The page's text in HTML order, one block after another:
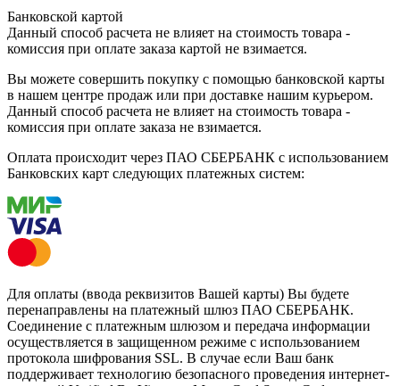
Банковской картой
Данный способ расчета не влияет на стоимость товара -
комиссия при оплате заказа картой не взимается.
Вы можете совершить покупку с помощью банковской карты
в нашем центре продаж или при доставке нашим курьером.
Данный способ расчета не влияет на стоимость товара -
комиссия при оплате заказа не взимается.
Оплата происходит через ПАО СБЕРБАНК с использованием
Банковских карт следующих платежных систем:
Для оплаты (ввода реквизитов Вашей карты) Вы будете
перенаправлены на платежный шлюз ПАО СБЕРБАНК.
Соединение с платежным шлюзом и передача информации
осуществляется в защищенном режиме с использованием
протокола шифрования SSL. В случае если Ваш банк
поддерживает технологию безопасного проведения интернет-